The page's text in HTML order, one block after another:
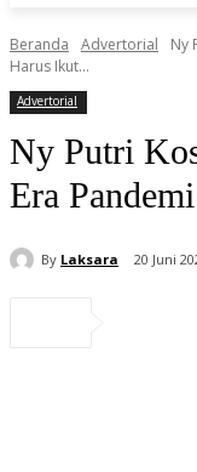
Beranda Advertorial
Ny
Harus Ikut...
Advertorial
Ny Putri
Era
By Laksara 20 Juni